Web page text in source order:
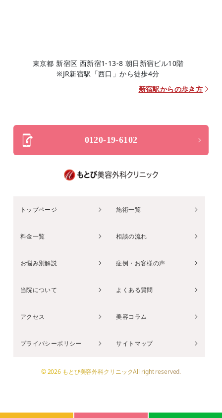
東京都 新宿区 西新宿1-13-8 朝日新宿ビル10階
※JR新宿駅「西口」から徒歩4分
新宿駅からの歩き方
0120-19-6102
トップページ 施術一覧
料金一覧 相談の流れ
お悩み別解説 症例・お客様の声
当院について よくある質問
アクセス 美容コラム
プライバシーポリシー サイトマップ
© 2026 もとび美容外科クリニックAll right reserved.